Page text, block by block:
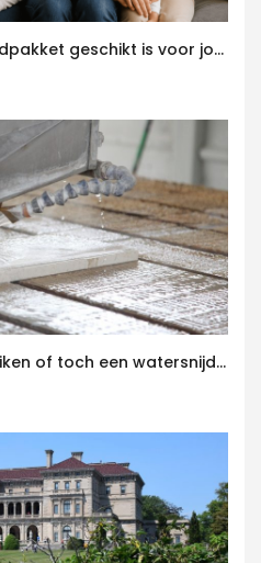
Hoe je bepaalt welk noodpakket geschikt is voor jouw gezin
Watersnijmachine gebruiken of toch een watersnijder kopen voor jouw bedrijf?